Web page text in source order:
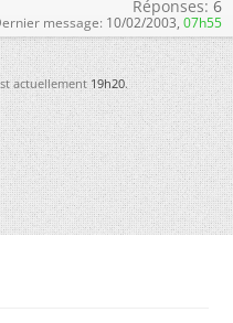
Réponses: 6
message: 10/02/2003, 07h55
actuellement19h20.